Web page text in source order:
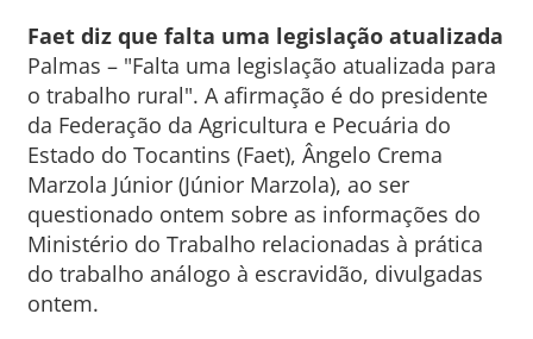
Faet diz que falta uma legislação atualizada
Palmas – "Falta uma legislação atualizada para
o trabalho rural". A afirmação é do presidente
da Federação da Agricultura e Pecuária do
Estado do Tocantins (Faet), Ângelo Crema
Marzola Júnior (Júnior Marzola), ao ser
questionado ontem sobre as informações do
Ministério do Trabalho relacionadas à prática
do trabalho análogo à escravidão, divulgadas
ontem.